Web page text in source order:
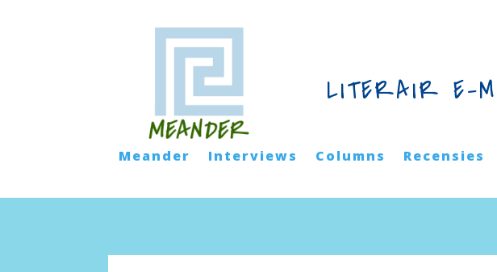
LITERAIR E-
Meander Interviews Columns Recensies